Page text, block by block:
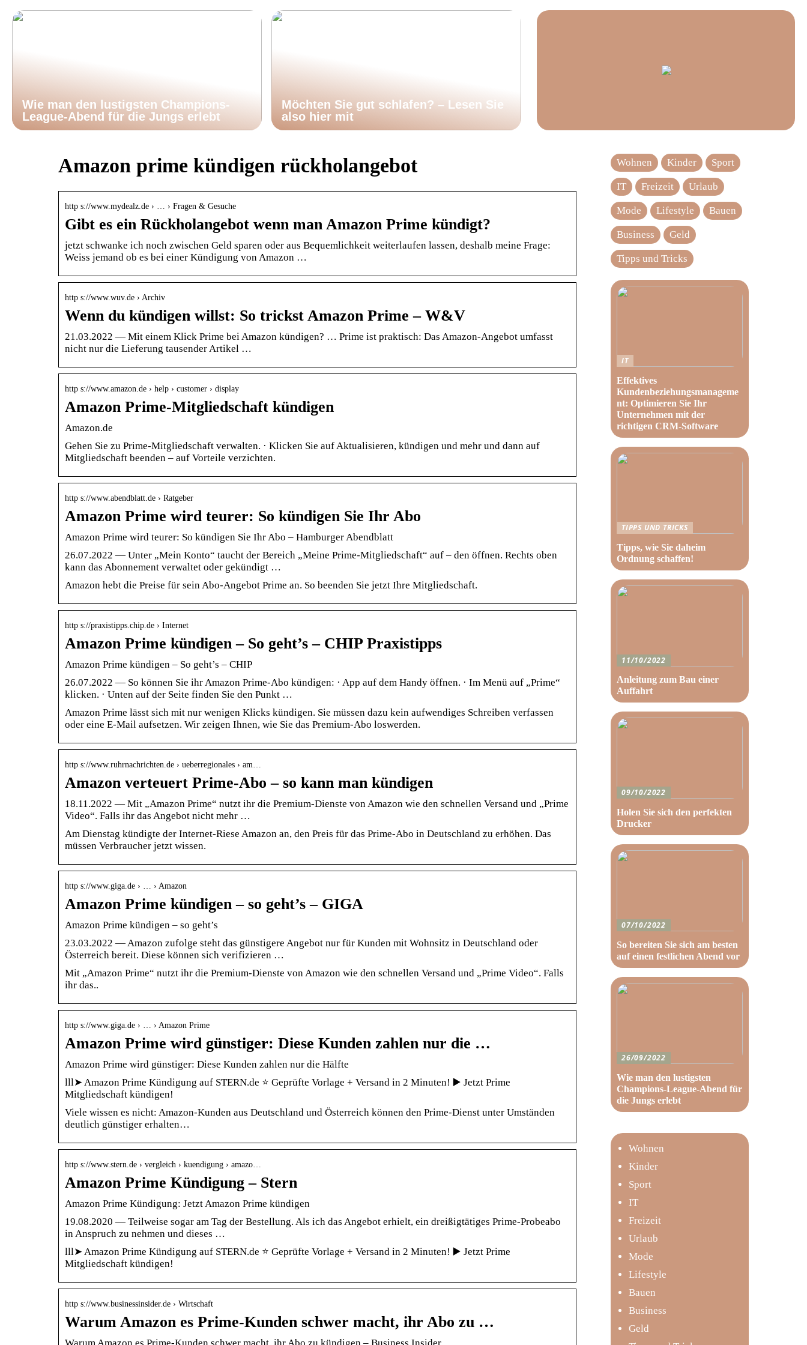
Wie man den lustigsten Champions-
League-Abend für die Jungs erlebt
Möchten Sie gut schlafen? – Lesen Sie
also hier mit
Amazon prime kündigen rückholangebot
http s://www.mydealz.de › … › Fragen & Gesuche
Gibt es ein Rückholangebot wenn man Amazon Prime kündigt?
jetzt schwanke ich noch zwischen Geld sparen oder aus Bequemlichkeit weiterlaufen lassen, deshalb meine Frage:
Weiss jemand ob es bei einer Kündigung von Amazon …
http s://www.wuv.de › Archiv
Wenn du kündigen willst: So trickst Amazon Prime – W&V
21.03.2022 — Mit einem Klick Prime bei Amazon kündigen? … Prime ist praktisch: Das Amazon-Angebot umfasst
nicht nur die Lieferung tausender Artikel …
http s://www.amazon.de › help › customer › display
Amazon Prime-Mitgliedschaft kündigen
Amazon.de
Gehen Sie zu Prime-Mitgliedschaft verwalten. · Klicken Sie auf Aktualisieren, kündigen und mehr und dann auf
Mitgliedschaft beenden – auf Vorteile verzichten.
http s://www.abendblatt.de › Ratgeber
Amazon Prime wird teurer: So kündigen Sie Ihr Abo
Amazon Prime wird teurer: So kündigen Sie Ihr Abo – Hamburger Abendblatt
26.07.2022 — Unter „Mein Konto“ taucht der Bereich „Meine Prime-Mitgliedschaft“ auf – den öffnen. Rechts oben
kann das Abonnement verwaltet oder gekündigt …
Amazon hebt die Preise für sein Abo-Angebot Prime an. So beenden Sie jetzt Ihre Mitgliedschaft.
http s://praxistipps.chip.de › Internet
Amazon Prime kündigen – So geht’s – CHIP Praxistipps
Amazon Prime kündigen – So geht’s – CHIP
26.07.2022 — So können Sie ihr Amazon Prime-Abo kündigen: · App auf dem Handy öffnen. · Im Menü auf „Prime“
klicken. · Unten auf der Seite finden Sie den Punkt …
Amazon Prime lässt sich mit nur wenigen Klicks kündigen. Sie müssen dazu kein aufwendiges Schreiben verfassen
oder eine E-Mail aufsetzen. Wir zeigen Ihnen, wie Sie das Premium-Abo loswerden.
http s://www.ruhrnachrichten.de › ueberregionales › am…
Amazon verteuert Prime-Abo – so kann man kündigen
18.11.2022 — Mit „Amazon Prime“ nutzt ihr die Premium-Dienste von Amazon wie den schnellen Versand und „Prime
Video“. Falls ihr das Angebot nicht mehr …
Am Dienstag kündigte der Internet-Riese Amazon an, den Preis für das Prime-Abo in Deutschland zu erhöhen. Das
müssen Verbraucher jetzt wissen.
http s://www.giga.de › … › Amazon
Amazon Prime kündigen – so geht’s – GIGA
Amazon Prime kündigen – so geht’s
23.03.2022 — Amazon zufolge steht das günstigere Angebot nur für Kunden mit Wohnsitz in Deutschland oder
Österreich bereit. Diese können sich verifizieren …
Mit „Amazon Prime“ nutzt ihr die Premium-Dienste von Amazon wie den schnellen Versand und „Prime Video“. Falls
ihr das..
http s://www.giga.de › … › Amazon Prime
Amazon Prime wird günstiger: Diese Kunden zahlen nur die …
Amazon Prime wird günstiger: Diese Kunden zahlen nur die Hälfte
lll➤ Amazon Prime Kündigung auf STERN.de ⭐ Geprüfte Vorlage + Versand in 2 Minuten! ▶️ Jetzt Prime
Mitgliedschaft kündigen!
Viele wissen es nicht: Amazon-Kunden aus Deutschland und Österreich können den Prime-Dienst unter Umständen
deutlich günstiger erhalten…
http s://www.stern.de › vergleich › kuendigung › amazo…
Amazon Prime Kündigung – Stern
Amazon Prime Kündigung: Jetzt Amazon Prime kündigen
19.08.2020 — Teilweise sogar am Tag der Bestellung. Als ich das Angebot erhielt, ein dreißigtätiges Prime-Probeabo
in Anspruch zu nehmen und dieses …
lll➤ Amazon Prime Kündigung auf STERN.de ⭐ Geprüfte Vorlage + Versand in 2 Minuten! ▶️ Jetzt Prime
Mitgliedschaft kündigen!
http s://www.businessinsider.de › Wirtschaft
Warum Amazon es Prime-Kunden schwer macht, ihr Abo zu …
Warum Amazon es Prime-Kunden schwer macht, ihr Abo zu kündigen – Business Insider
Wohnen Kinder Sport
IT Freizeit Urlaub
Mode Lifestyle Bauen
Business Geld
Tipps und Tricks
IT
Effektives
Kundenbeziehungsmanageme
nt: Optimieren Sie Ihr
Unternehmen mit der
richtigen CRM-Software
TIPPS UND TRICKS
Tipps, wie Sie daheim
Ordnung schaffen!
11/10/2022
Anleitung zum Bau einer
Auffahrt
09/10/2022
Holen Sie sich den perfekten
Drucker
07/10/2022
So bereiten Sie sich am besten
auf einen festlichen Abend vor
26/09/2022
Wie man den lustigsten
Champions-League-Abend für
die Jungs erlebt
Wohnen
Kinder
Sport
IT
Freizeit
Urlaub
Mode
Lifestyle
Bauen
Business
Geld